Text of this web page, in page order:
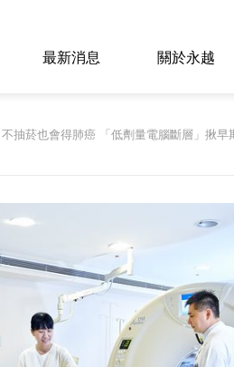
最新消息 關於永越
不抽菸也會得肺癌 「低劑量電腦斷層」揪